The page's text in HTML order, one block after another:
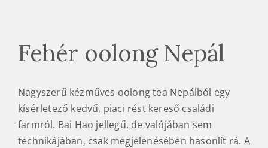
Fehér oolong Nepál
Nagyszerű kézműves oolong tea Nepálból egy
kísérletező kedvű, piaci rést kereső családi
farmról. Bai Hao jellegű, de valójában sem
technikájában, csak megjelenésében hasonlít rá. A